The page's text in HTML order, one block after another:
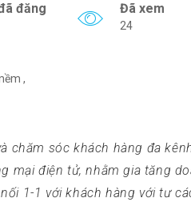
đăng Đã xem
24
,
chăm sóc khách hàng đa
mại điện tử, nhằm gia tăng
1-1 với khách hàng với tư